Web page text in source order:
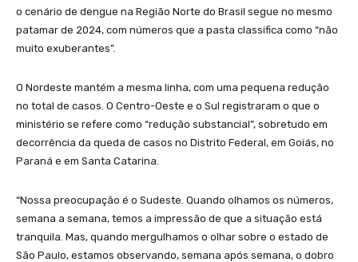
o cenário de dengue na Região Norte do Brasil segue no mesmo
patamar de 2024, com números que a pasta classifica como “não
muito exuberantes”.
O Nordeste mantém a mesma linha, com uma pequena redução
no total de casos. O Centro-Oeste e o Sul registraram o que o
ministério se refere como “redução substancial”, sobretudo em
decorrência da queda de casos no Distrito Federal, em Goiás, no
Paraná e em Santa Catarina.
“Nossa preocupação é o Sudeste. Quando olhamos os números,
semana a semana, temos a impressão de que a situação está
tranquila. Mas, quando mergulhamos o olhar sobre o estado de
São Paulo, estamos observando, semana após semana, o dobro